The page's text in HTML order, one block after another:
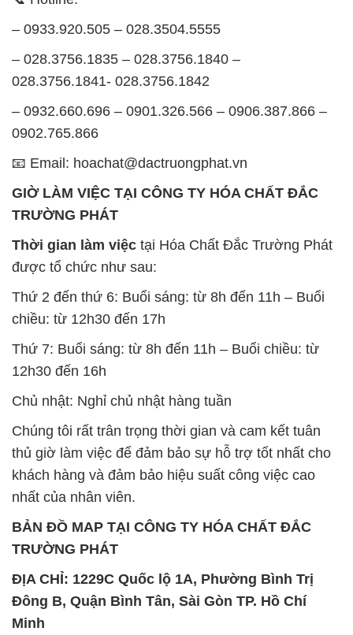
– 0933.920.505 – 028.3504.5555
– 028.3756.1835 – 028.3756.1840 –
028.3756.1841- 028.3756.1842
– 0932.660.696 – 0901.326.566 – 0906.387.866 –
0902.765.866
📧 Email: hoachat@dactruongphat.vn
GIỜ LÀM VIỆC TẠI CÔNG TY HÓA CHẤT ĐẮC
TRƯỜNG PHÁT
Thời gian làm việc tại Hóa Chất Đắc Trường Phát
được tổ chức như sau:
Thứ 2 đến thứ 6: Buổi sáng: từ 8h đến 11h – Buổi
chiều: từ 12h30 đến 17h
Thứ 7: Buổi sáng: từ 8h đến 11h – Buổi chiều: từ
12h30 đến 16h
Chủ nhật: Nghỉ chủ nhật hàng tuần
Chúng tôi rất trân trọng thời gian và cam kết tuân
thủ giờ làm việc để đảm bảo sự hỗ trợ tốt nhất cho
khách hàng và đảm bảo hiệu suất công việc cao
nhất của nhân viên.
BẢN ĐỒ MAP TẠI CÔNG TY HÓA CHẤT ĐẮC
TRƯỜNG PHÁT
ĐỊA CHỈ: 1229C Quốc lộ 1A, Phường Bình Trị
Đông B, Quận Bình Tân, Sài Gòn TP. Hồ Chí
Minh